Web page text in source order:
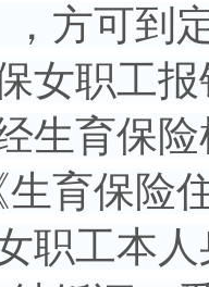
方可到
女职工报
生育保险
育保险
职工本人